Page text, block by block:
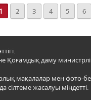
1 2 3 4 5 6
даму
мақалалар мен фото-
сілтеме жасалуы міндетті.